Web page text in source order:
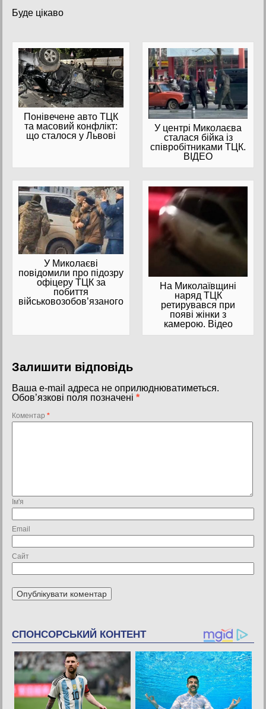
Буде цікаво
Понівечене авто ТЦК
та масовий конфлікт:
що сталося у Львові
У центрі Миколаєва
сталася бійка із
співробітниками ТЦК.
ВІДЕО
У Миколаєві
повідомили про підозру
офіцеру ТЦК за
побиття
військовозобов’язаного
На Миколаївщині
наряд ТЦК
ретирувався при
появі жінки з
камерою. Відео
Залишити відповідь
Ваша e-mail адреса не оприлюднюватиметься.
Обов’язкові поля позначені *
Коментар *
Ім'я
Email
Сайт